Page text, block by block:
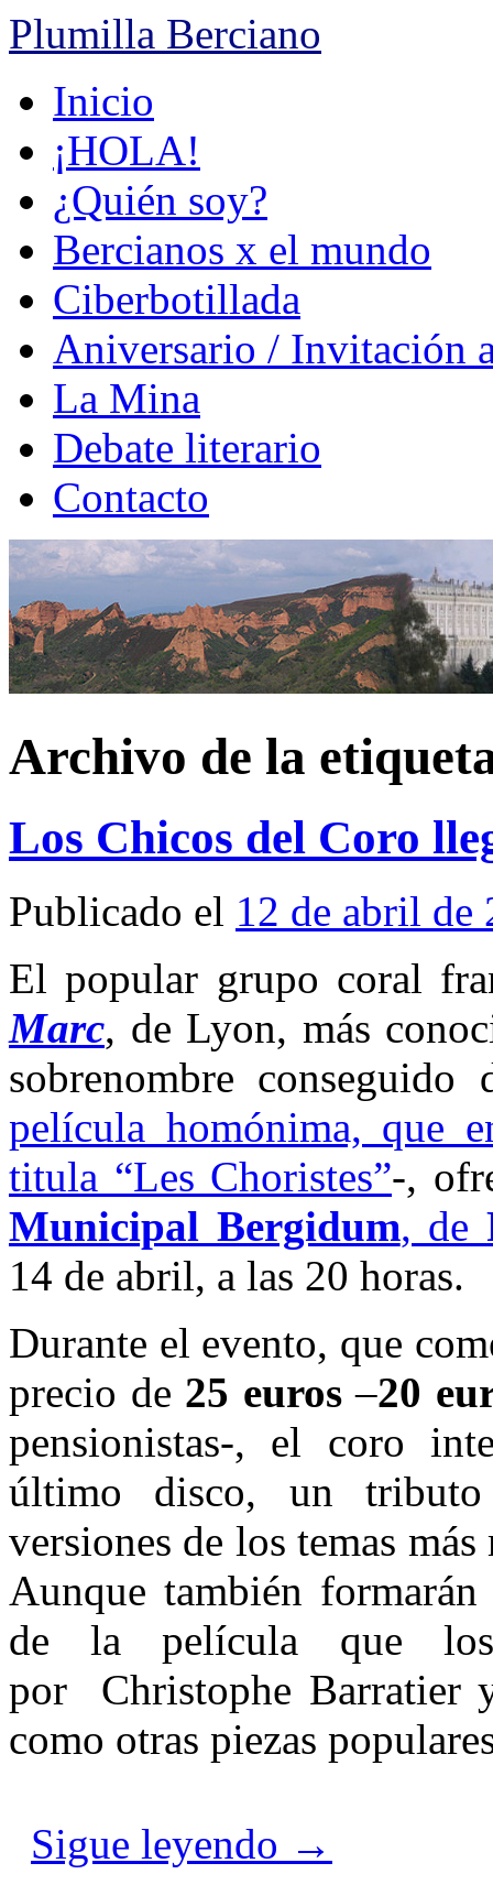
Plumilla Berciano
contenidoInicio
¡HOLA!
¿Quién soy?
Bercianos x el mundo
Ciberbotillada
Aniversario / Invitación
La Mina
Debate literario
Contacto
Archivo de la
Los Chicos del Coro
Publicado el 12 de abril de
El popular grupo coral
Marc, de Lyon, más
sobrenombre
película homónima, que
titula “Les Choristes”-,
Municipal Bergidum, de
14 de abril, a las 20 horas.
Durante el evento, que
precio de 25 euros–20
pensionistas-, el coro
último disco, un
versiones de los temas
Aunque también
de la película que
por Christophe Barratier
como otras piezas
Sigue leyendo →